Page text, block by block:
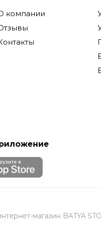
компании
магазин BATYA